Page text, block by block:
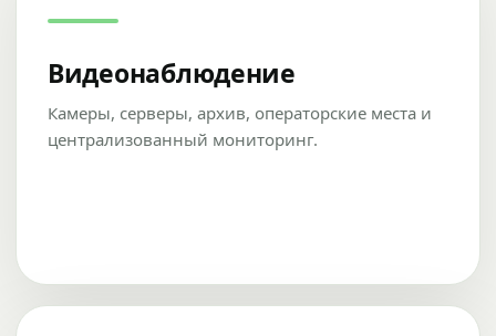
Видеонаблюдение
Камеры, серверы, архив, операторские места и
централизованный мониторинг.